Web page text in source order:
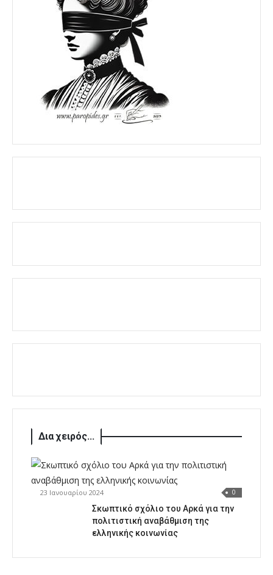
Δια χειρός...
23 Ιανουαρίου 2024 0
Σκωπτικό σχόλιο του Αρκά για την
πολιτιστική αναβάθμιση της
ελληνικής κοινωνίας